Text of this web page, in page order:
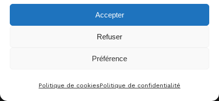
Accepter
Refuser
Préférence
Politique de cookiesPolitique de confidentialité
Plus de liens
Sur le même sujet
Les commentaires
CONTACT